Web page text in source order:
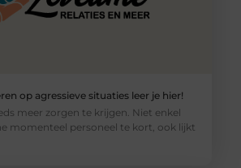
op agressieve situaties leer je hier!
meer zorgen te krijgen. Niet enkel
momenteel personeel te kort, ook lijkt